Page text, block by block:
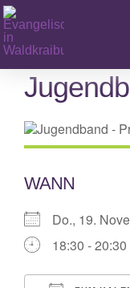
Zum
Inhalt
springen
WANN
Do., 19.
18:30 - 20:30